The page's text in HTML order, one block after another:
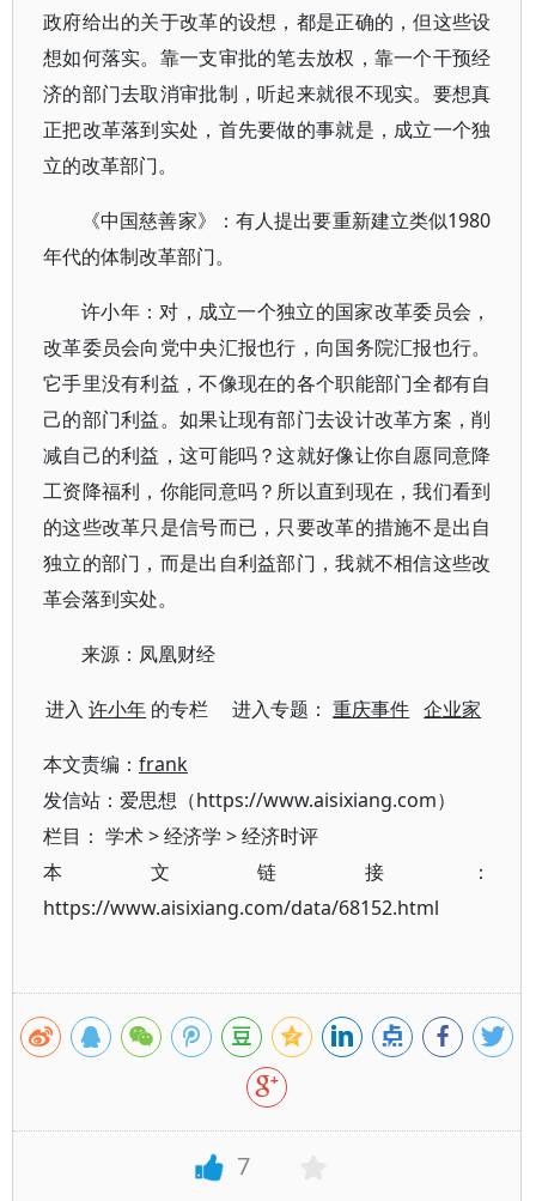
政府给出的关于改革的设想，都是正确的，但这些设
想如何落实。靠一支审批的笔去放权，靠一个干预经
济的部门去取消审批制，听起来就很不现实。要想真
正把改革落到实处，首先要做的事就是，成立一个独
立的改革部门。
《中国慈善家》：有人提出要重新建立类似1980
年代的体制改革部门。
许小年：对，成立一个独立的国家改革委员会，
改革委员会向党中央汇报也行，向国务院汇报也行。
它手里没有利益，不像现在的各个职能部门全都有自
己的部门利益。如果让现有部门去设计改革方案，削
减自己的利益，这可能吗？这就好像让你自愿同意降
工资降福利，你能同意吗？所以直到现在，我们看到
的这些改革只是信号而已，只要改革的措施不是出自
独立的部门，而是出自利益部门，我就不相信这些改
革会落到实处。
来源：凤凰财经
进入许小年 的专栏 进入专题：重庆事件 企业家
本文责编： frank
发信站：爱思想（https://www.aisixiang.com）
栏目： 学术>经济学 >经济时评
本文链接：
https://www.aisixiang.com/data/68152.html
7